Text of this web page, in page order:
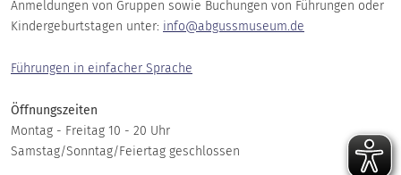
Anmeldungen von Gruppen sowie Buchungen von Führungen oder
Kindergeburtstagen unter: info@abgussmuseum.de
Führungen in einfacher Sprache
Öffnungszeiten
Montag - Freitag 10 - 20 Uhr
Samstag/Sonntag/Feiertag geschlossen